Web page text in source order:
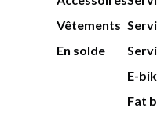
Vêtements
En solde
E-
Fat